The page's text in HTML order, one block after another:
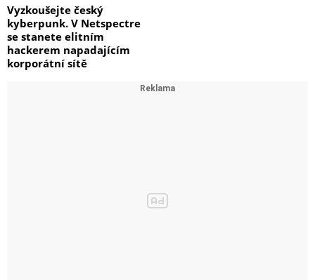
Vyzkoušejte český
kyberpunk. V Netspectre
se stanete elitním
hackerem napadajícím
korporátní sítě